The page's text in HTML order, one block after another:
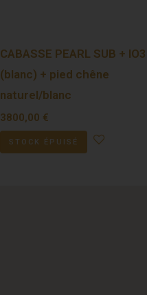
CABASSE PEARL SUB + IO3
(blanc) + pied chêne
naturel/blanc
3800,00 €
STOCK ÉPUISÉ